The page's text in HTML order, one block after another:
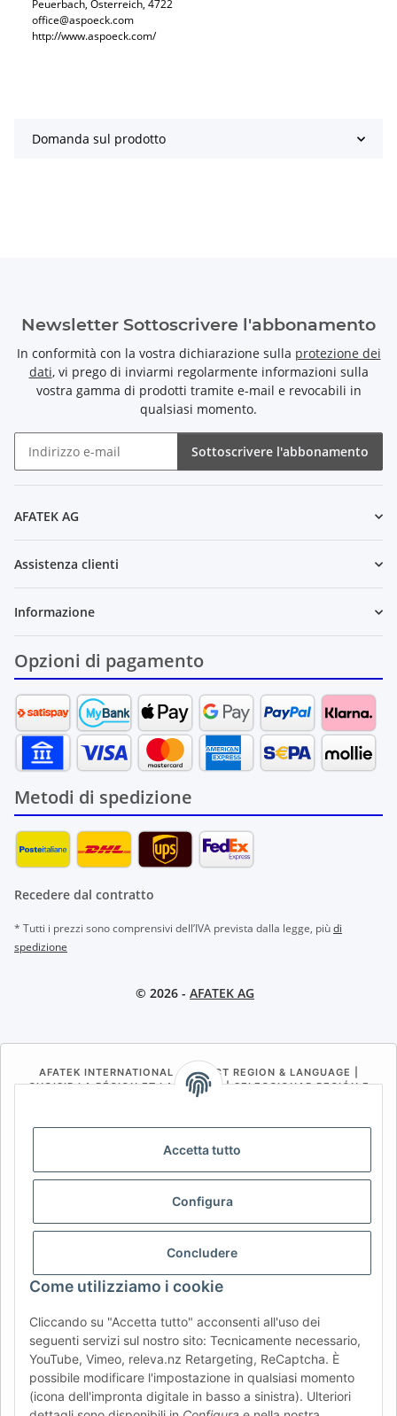
Accetta tutto
Configura
Concludere
Come utilizziamo i cookie
Cliccando su "Accetta tutto" acconsenti all'uso dei
seguenti servizi sul nostro sito: Tecnicamente necessario,
YouTube, Vimeo, releva.nz Retargeting, ReCaptcha. È
possibile modificare l'impostazione in qualsiasi momento
(icona dell'impronta digitale in basso a sinistra). Ulteriori
Peuerbach, Österreich, 4722
office@aspoeck.com
http://www.aspoeck.com/
Domanda sul prodotto
Newsletter Sottoscrivere l'abbonamento
In conformità con la vostra dichiarazione sulla protezione dei
dati, vi prego di inviarmi regolarmente informazioni sulla
vostra gamma di prodotti tramite e-mail e revocabili in
qualsiasi momento.
Sottoscrivere l'abbonamento
AFATEK AG
Assistenza clienti
Informazione
Opzioni di pagamento
Metodi di spedizione
Recedere dal contratto
* Tutti i prezzi sono comprensivi dell’IVA prevista dalla legge, piùdi
spedizione
© 2026 - AFATEK AG
AFATEK INTERNATIONAL – SELECT REGION & LANGUAGE |
CHOISIR LA RÉGION ET LA LANGUE | SELECCIONAR REGIÓN E
IDIOMA
ES
UK NZ USA MX PT
CZ
RO
AFATEK Italia| Il tuo specialista in ricambi per rimorchi
Consulenza tecnica:info@afatek.com| P. IVA (DE):
DE354251646